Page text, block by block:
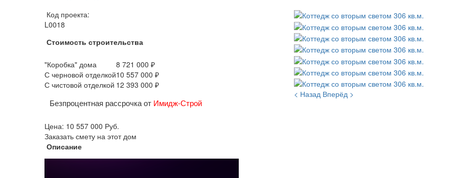
Код проекта:
L0018
Стоимость строительства
"Коробка" дома
8 721 000 ₽
С черновой отделкой10 557 000 ₽
С чистовой отделкой 12 393 000 ₽
Безпроцентная рассрочка от Имидж-Строй
Цена: 10 557 000 Руб.
Заказать смету на этот дом
Описание
< Назад Вперёд >